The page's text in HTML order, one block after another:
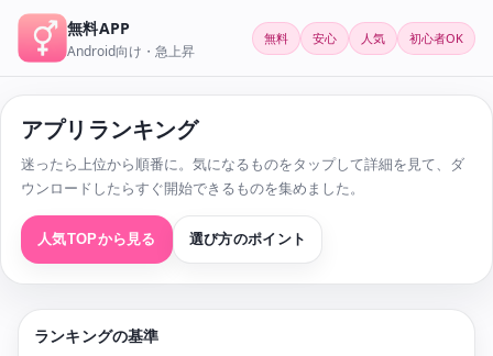
無料APP
Android向け・急上昇
無料 安心 人気 初心者OK
アプリランキング
迷ったら上位から順番に。気になるものをタップして詳細を見て、ダ
ウンロードしたらすぐ開始できるものを集めました。
人気TOPから見る 選び方のポイント
ランキングの基準